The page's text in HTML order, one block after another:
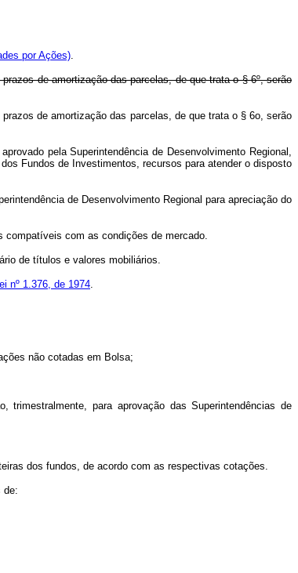
por Ações).
de amortização das parcelas, de que trata o § 6º, serão
de amortização das parcelas, de que trata o § 6o, serão
pela Superintendência de Desenvolvimento Regional,
Fundos de Investimentos, recursos para atender o disposto
de Desenvolvimento Regional para apreciação do
compatíveis com as condições de mercado.
de títulos e valores mobiliários.
nº 1.376, de 1974.
não cotadas em Bolsa;
trimestralmente, para aprovação das Superintendências de
dos fundos, de acordo com as respectivas cotações.
de: